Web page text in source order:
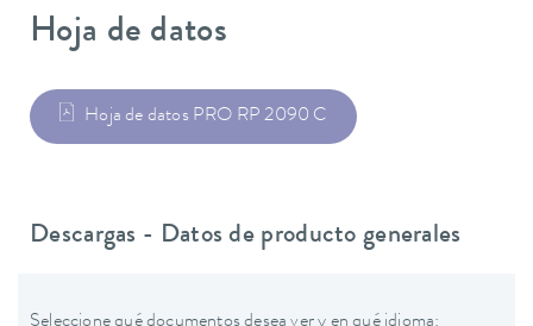
Hoja de datos
Hoja de datos PRO RP 2090 C
Descargas - Datos de producto generales